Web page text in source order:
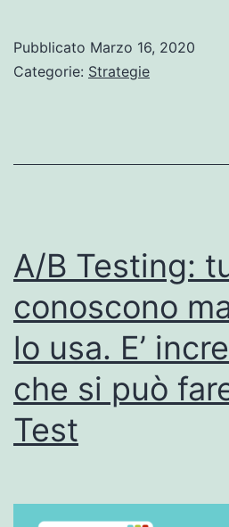
Pubblicato Marzo 16, 2020
Categorie: Strategie
A/B Testing:
conoscono
lo usa. E’
che si può
Test